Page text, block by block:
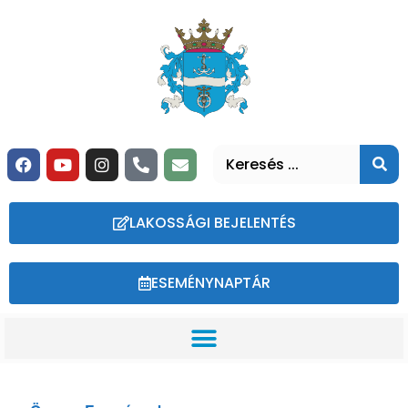
LAKOSSÁGI BEJELENTÉS
ESEMÉNYNAPTÁR